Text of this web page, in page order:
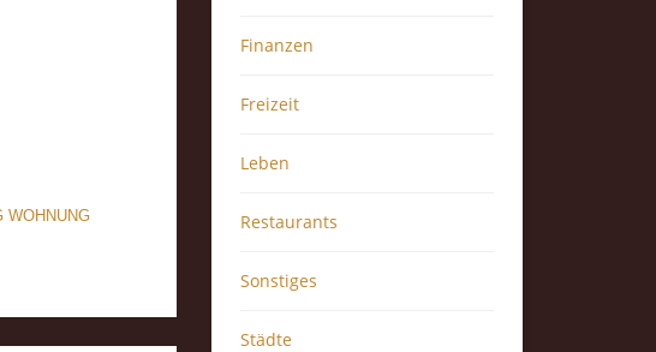
WOHNUNG
Finanzen
Freizeit
Leben
Restaurants
Sonstiges
Städte